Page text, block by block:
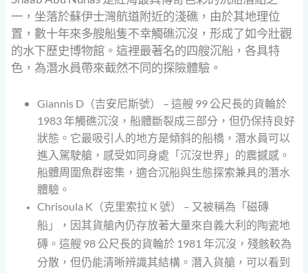
一，坐落於蘇伊士灣航道附近的淺礁，由於其地理位
置，數十年來多艘船隻不幸觸礁沉沒，形成了如今壯觀
的水下歷史博物館。這裡最著名的四艘沉船，各具特
色，為潛水員帶來截然不同的探險體驗。
Giannis D（吉安尼斯號） – 這艘 99 公尺長的貨輪於
1983 年觸礁沉沒，船體斷裂成三部分，但仍保持良好
狀態。它最吸引人的地方是傾斜的船橋，潛水員可以
進入駕駛艙，感受如同身處「沉沒世界」的震撼感。
船體周圍魚群密集，適合沉船與生態探索兼具的潛水
體驗。
Chrisoula K（克里索拉 K 號） – 又被稱為「磁磚
船」，因其貨艙內仍存放著大量來自義大利的陶瓷地
磚。這艘 98 公尺長的貨輪於 1981 年沉沒，殘骸較為
分散，但仍能清晰辨識其結構。潛入貨艙，可以看到